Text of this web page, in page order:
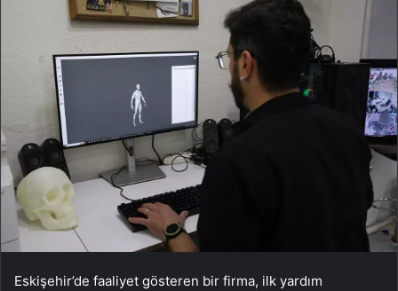
Eskişehir’de faaliyet gösteren bir firma, ilk yardım